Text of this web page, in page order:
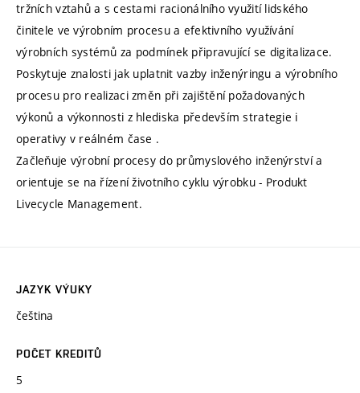
tržních vztahů a s cestami racionálního využití lidského
činitele ve výrobním procesu a efektivního využívání
výrobních systémů za podmínek připravující se digitalizace.
Poskytuje znalosti jak uplatnit vazby inženýringu a výrobního
procesu pro realizaci změn při zajištění požadovaných
výkonů a výkonnosti z hlediska především strategie i
operativy v reálném čase .
Začleňuje výrobní procesy do průmyslového inženýrství a
orientuje se na řízení životního cyklu výrobku - Produkt
Livecycle Management.
JAZYK VÝUKY
čeština
POČET KREDITŮ
5